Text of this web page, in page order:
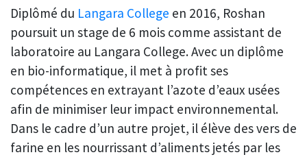
Diplômé du Langara College en 2016, Roshan
poursuit un stage de 6 mois comme assistant de
laboratoire au Langara College. Avec un diplôme
en bio-informatique, il met à profit ses
compétences en extrayant l’azote d’eaux usées
afin de minimiser leur impact environnemental.
Dans le cadre d’un autre projet, il élève des vers de
farine en les nourrissant d’aliments jetés par les